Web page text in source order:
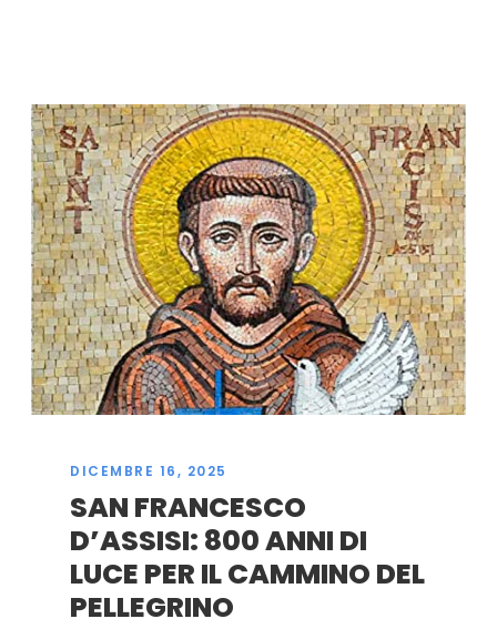
DICEMBRE 16, 2025
SAN FRANCESCO
D’ASSISI: 800 ANNI DI
LUCE PER IL CAMMINO DEL
PELLEGRINO